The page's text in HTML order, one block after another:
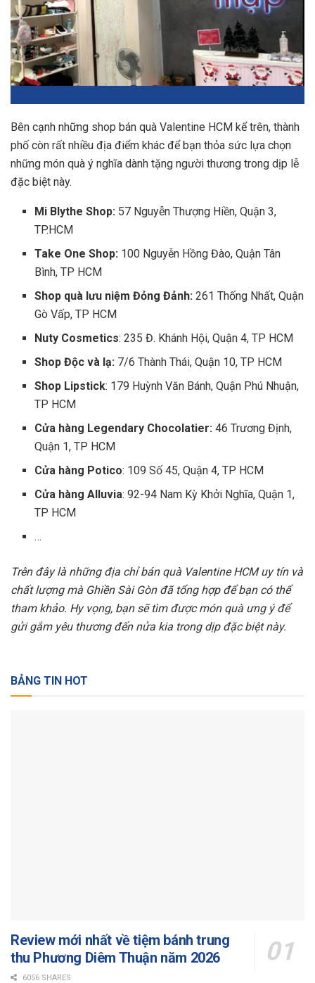
Bên cạnh những shop bán quà Valentine HCM kể trên, thành
phố còn rất nhiều địa điểm khác để bạn thỏa sức lựa chọn
những món quà ý nghĩa dành tặng người thương trong dịp lễ
đặc biệt này.
Mi Blythe Shop: 57 Nguyễn Thượng Hiền, Quận 3,
TP.HCM
Take One Shop: 100 Nguyễn Hồng Đào, Quận Tân
Bình, TP HCM
Shop quà lưu niệm Đỏng Đảnh:261 Thống Nhất, Quận
Gò Vấp, TP HCM
Nuty Cosmetics: 235 Đ. Khánh Hội, Quận 4, TP HCM
Shop Độc và lạ: 7/6 Thành Thái, Quận 10, TP HCM
Shop Lipstick: 179 Huỳnh Văn Bánh, Quận Phú Nhuận,
TP HCM
Cửa hàng Legendary Chocolatier:46 Trương Định,
Quận 1, TP HCM
Cửa hàng Potico: 109 Số 45, Quận 4, TP HCM
Cửa hàng Alluvia: 92-94 Nam Kỳ Khởi Nghĩa, Quận 1,
TP HCM
…
Trên đây là những địa chỉ bán quà Valentine HCM uy tín và
chất lượng mà Ghiền Sài Gòn đã tổng hợp để bạn có thể
tham khảo. Hy vọng, bạn sẽ tìm được món quà ưng ý để
gửi gắm yêu thương đến nửa kia trong dịp đặc biệt này.
BẢNG TIN HOT
Review mới nhất về tiệm bánh trung
thu Phương Diêm Thuận năm 2026
6056 SHARES